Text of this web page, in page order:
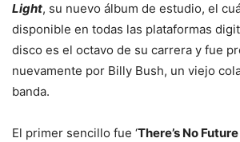
Light, su nuevo álbum de estudio, el
disponible en todas las plataformas
disco es el octavo de su carrera y fue
nuevamente por Billy Bush, un viejo
banda.
El primer sencillo fue ‘There’s No